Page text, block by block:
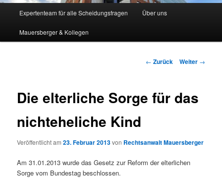
Expertenteam für alle Scheidungsfragen Über uns
Mauersberger & Kollegen
Beitragsnavigation
← Zurück Weiter →
Die elterliche Sorge für das
nichteheliche Kind
Veröffentlicht am23. Februar 2013von Rechtsanwalt Mauersberger
Am 31.01.2013 wurde das Gesetz zur Reform der elterlichen
Sorge vom Bundestag beschlossen.